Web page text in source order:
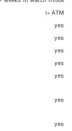
10 ATM
yes
yes
yes
yes
yes
yes
yes